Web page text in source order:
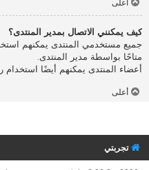
أعلى
كيف يمكنني الاتصال بمدير المنتدى؟
جميع مستخدمي المنتدى يمكنهم
متاحًا بواسطة مدير المنتدى.
أعضاء المنتدى يمكنهم أيضًا استخدام
أعلى
تجربتي